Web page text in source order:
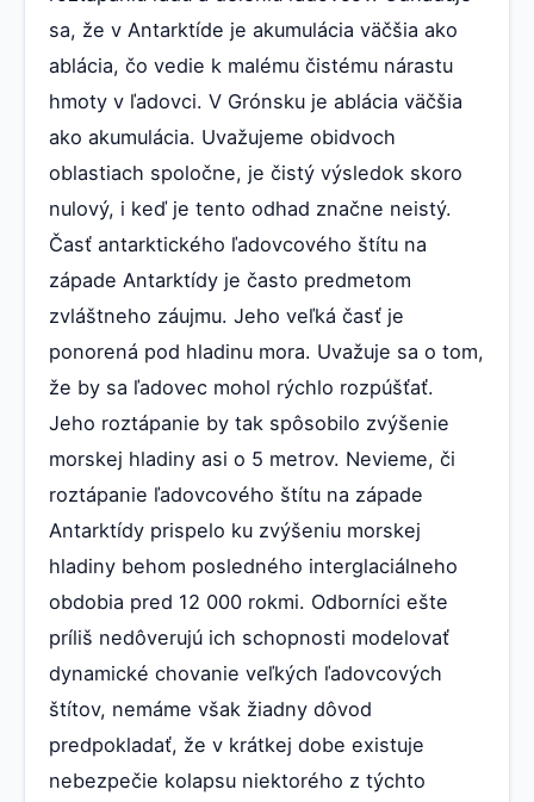
sa, že v Antarktíde je akumulácia väčšia ako
ablácia, čo vedie k malému čistému nárastu
hmoty v ľadovci. V Grónsku je ablácia väčšia
ako akumulácia. Uvažujeme obidvoch
oblastiach spoločne, je čistý výsledok skoro
nulový, i keď je tento odhad značne neistý.
Časť antarktického ľadovcového štítu na
západe Antarktídy je často predmetom
zvláštneho záujmu. Jeho veľká časť je
ponorená pod hladinu mora. Uvažuje sa o tom,
že by sa ľadovec mohol rýchlo rozpúšťať.
Jeho roztápanie by tak spôsobilo zvýšenie
morskej hladiny asi o 5 metrov. Nevieme, či
roztápanie ľadovcového štítu na západe
Antarktídy prispelo ku zvýšeniu morskej
hladiny behom posledného interglaciálneho
obdobia pred 12 000 rokmi. Odborníci ešte
príliš nedôverujú ich schopnosti modelovať
dynamické chovanie veľkých ľadovcových
štítov, nemáme však žiadny dôvod
predpokladať, že v krátkej dobe existuje
nebezpečie kolapsu niektorého z týchto